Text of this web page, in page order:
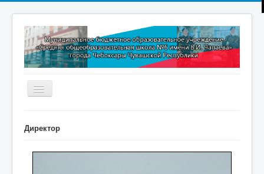
Включить/
выключить
Директор